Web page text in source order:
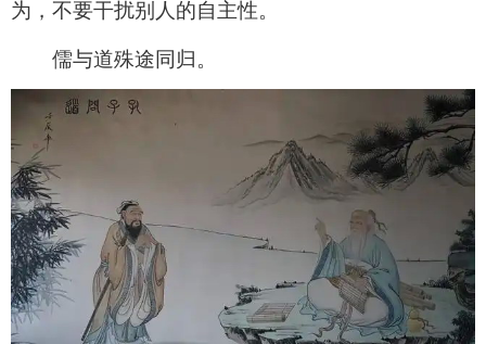
为，不要干扰别人的自主性。
​儒与道殊途同归。